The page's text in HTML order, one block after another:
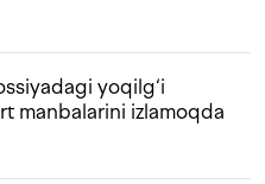
yoqilg‘i
manbalarini izlamoqda